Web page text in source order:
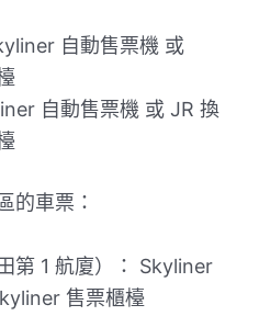
自動售票機 或
自動售票機 或 JR 換
的車票：
第 1 航廈）： Skyliner
售票櫃檯